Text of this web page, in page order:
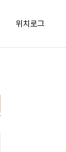
위치로그